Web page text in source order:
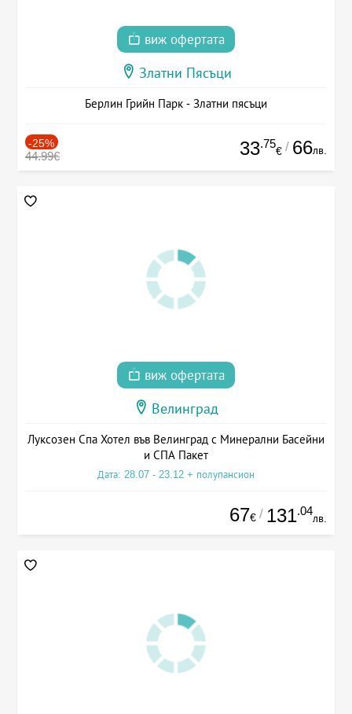
виж офертата
Златни Пясъци
Берлин Грийн Парк - Златни пясъци
-25%
44.99€ 33.75
€ / 66лв.
виж офертата
Велинград
Луксозен Спа Хотел във Велинград с Минерални Басейни
и СПА Пакет
Дата: 28.07 - 23.12 + полупансион
67€ / 131.04
лв.